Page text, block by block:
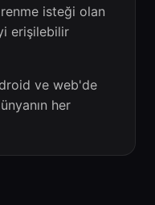
isteği olan
erişilebilir
ve web'de
her